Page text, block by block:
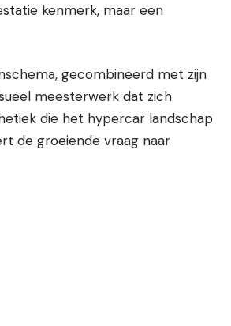
kenmerk, maar een
gecombineerd met zijn
meesterwerk dat zich
die het hypercar landschap
de groeiende vraag naar